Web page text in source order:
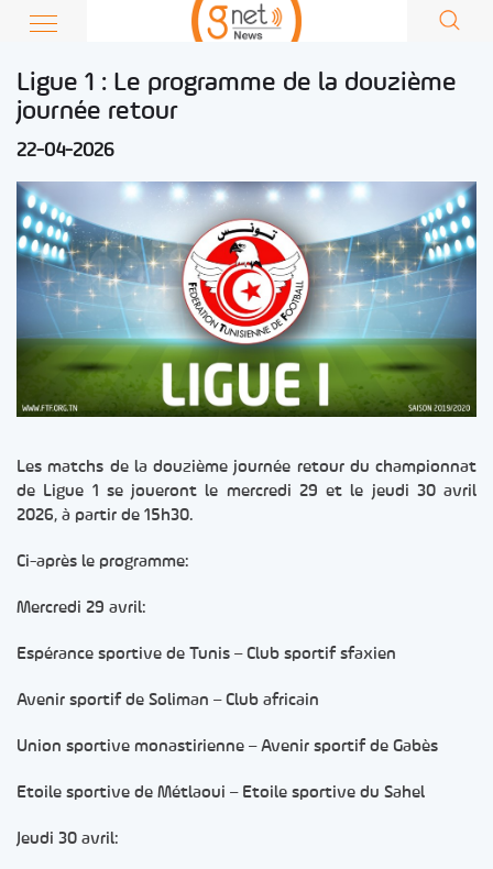
Ligue 1 : Le programme de la douzième
journée retour
22-04-2026
Les matchs de la douzième journée retour du championnat
de Ligue 1 se joueront le mercredi 29 et le jeudi 30 avril
2026, à partir de 15h30.
Ci-après le programme:
Mercredi 29 avril:
Espérance sportive de Tunis – Club sportif sfaxien
Avenir sportif de Soliman – Club africain
Union sportive monastirienne – Avenir sportif de Gabès
Etoile sportive de Métlaoui – Etoile sportive du Sahel
Jeudi 30 avril: